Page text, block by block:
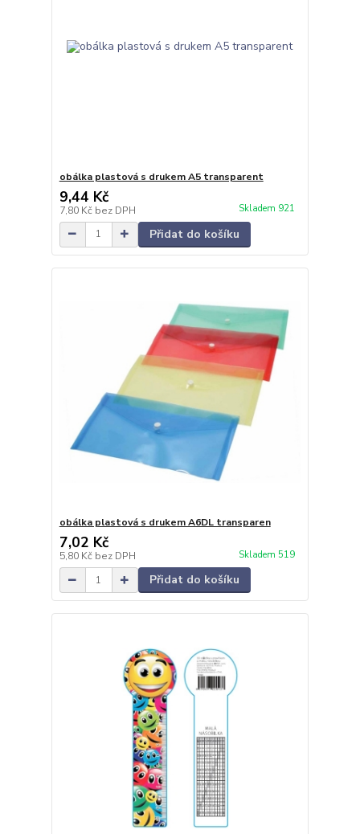
obálka plastová s drukem A5 transparent
9,44 Kč
7,80 Kč bez DPH Skladem 921
Přidat do košíku
obálka plastová s drukem A6DL transparen
7,02 Kč
5,80 Kč bez DPH Skladem 519
Přidat do košíku